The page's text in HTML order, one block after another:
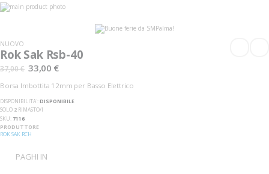
Vai
alla
galleria
di
immagini
galleria
di
immagini
NUOVO
Rok Sak Rsb-40
37,00 € 33,00 €
Borsa Imbottita 12mm per Basso Elettrico
DISPONIBILITA':DISPONIBILE
SOLO 2 RIMASTO/I
SKU 7116
PRODUTTORE
ROK SAK RCH
PAGHI IN